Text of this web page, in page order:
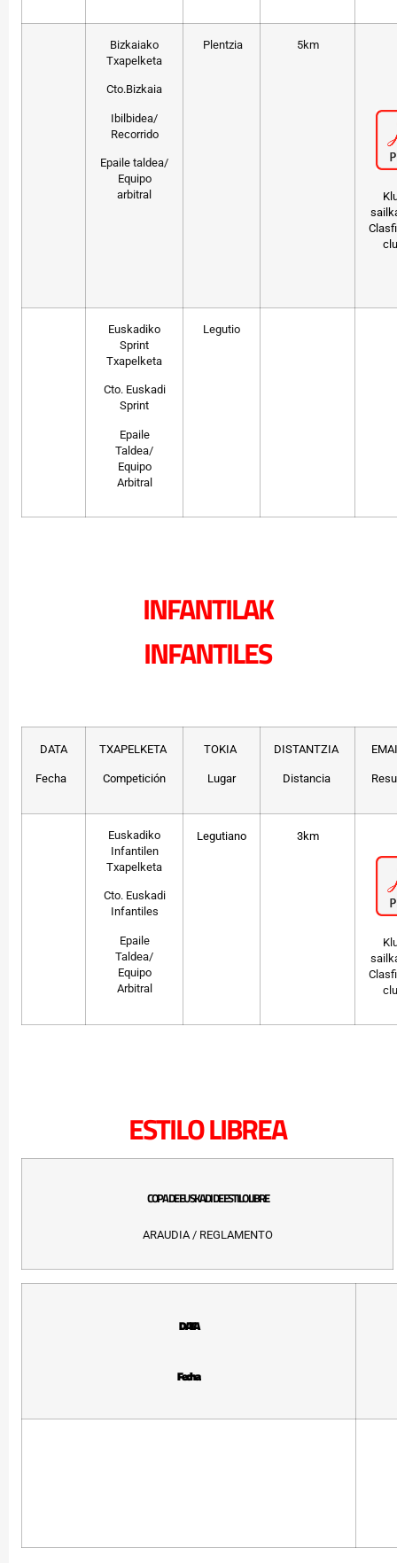
Bizkaiako
Txapelketa
Cto.Bizkaia
Ibilbidea/
Recorrido
Epaile taldea/
Equipo
arbitral
Plentzia 5km
Euskadiko
Sprint
Txapelketa
Cto. Euskadi
Sprint
Epaile
Taldea/
Equipo
Arbitral
Legutio
INFANTILAK
INFANTILES
DATA
Fecha
TXAPELKETA
Competición
TOKIA
Lugar
DISTANTZIA
Distancia
Euskadiko
Infantilen
Txapelketa
Cto. Euskadi
Infantiles
Epaile
Taldea/
Equipo
Arbitral
Legutiano 3km
ESTILO LIBREA
COPA DE EUSKADI DE ESTILO LIBRE
ARAUDIA / REGLAMENTO
DATA
Fecha